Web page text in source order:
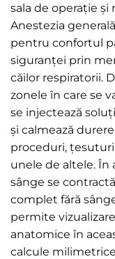
sala de operație
Anestezia
pentru confortul
siguranței prin
căilor respiratorii.
zonele în care se
se injectează
și calmează
proceduri,
unele de altele. În
sânge se
complet fără
permite
anatomice în
calcule